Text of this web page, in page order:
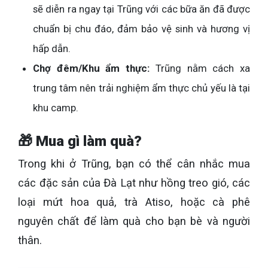
sẽ diễn ra ngay tại Trũng với các bữa ăn đã được
chuẩn bị chu đáo, đảm bảo vệ sinh và hương vị
hấp dẫn.
Chợ đêm/Khu ẩm thực: Trũng nằm cách xa
trung tâm nên trải nghiệm ẩm thực chủ yếu là tại
khu camp.
🎁 Mua gì làm quà?
Trong khi ở Trũng, bạn có thể cân nhắc mua
các đặc sản của Đà Lạt như hồng treo gió, các
loại mứt hoa quả, trà Atiso, hoặc cà phê
nguyên chất để làm quà cho bạn bè và người
thân.